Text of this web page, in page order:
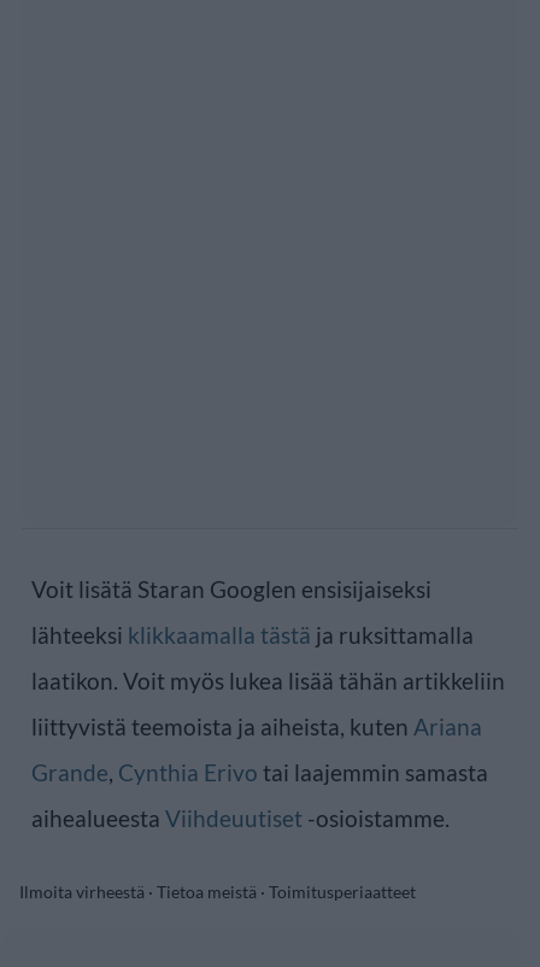
Voit lisätä Staran Googlen ensisijaiseksi
lähteeksi klikkaamalla tästä ja ruksittamalla
laatikon. Voit myös lukea lisää tähän artikkeliin
liittyvistä teemoista ja aiheista, kuten Ariana
Grande, Cynthia Erivo tai laajemmin samasta
aihealueesta Viihdeuutiset -osioistamme.
Ilmoita virheestä · Tietoa meistä · Toimitusperiaatteet